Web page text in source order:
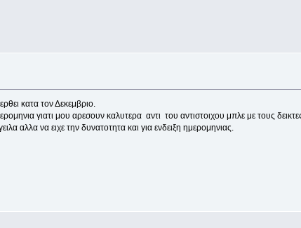
κατα τον Δεκεμβριο.
γιατι μου αρεσουν καλυτερα αντι του αντιστοιχου μπλε με τους
αλλα να ειχε την δυνατοτητα και για ενδειξη ημερομηνιας.